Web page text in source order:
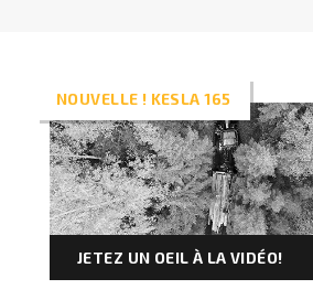
Chargeuses
Remorques
Processeur à alimentation pulsée
NOUVELLE ! KESLA 165
JETEZ UN OEIL À LA VIDÉO!